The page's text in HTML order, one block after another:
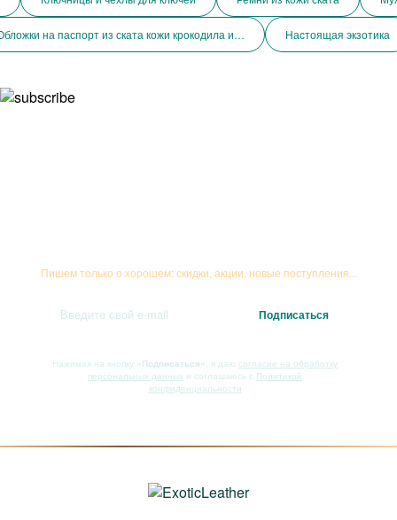
Обложки на паспорт из ската кожи крокодила и змеи Настоящая экзотика
Пишем только о хорошем: скидки, акции, новые поступления...
Нажимая на кнопку «Подписаться» , я даю согласие на обработку
персональных данных и соглашаюсь с Политикой
конфиденциальности